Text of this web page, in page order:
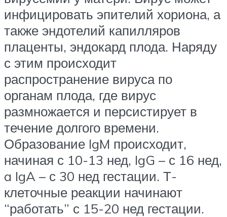
инфицировать эпителий хориона, а
также эндотелий капилляров
плаценты, эндокард плода. Наряду
с этим происходит
распространение вируса по
органам плода, где вирус
размножается и персистирует в
течение долгого времени.
Образование IgM происходит,
начиная с 10-13 нед, IgG – с 16 нед,
a IgA – с 30 нед гестации. Т-
клеточные реакции начинают
“работать” с 15-20 нед гестации.